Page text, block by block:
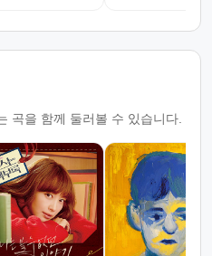
곡을 함께 둘러볼 수 있습니다.